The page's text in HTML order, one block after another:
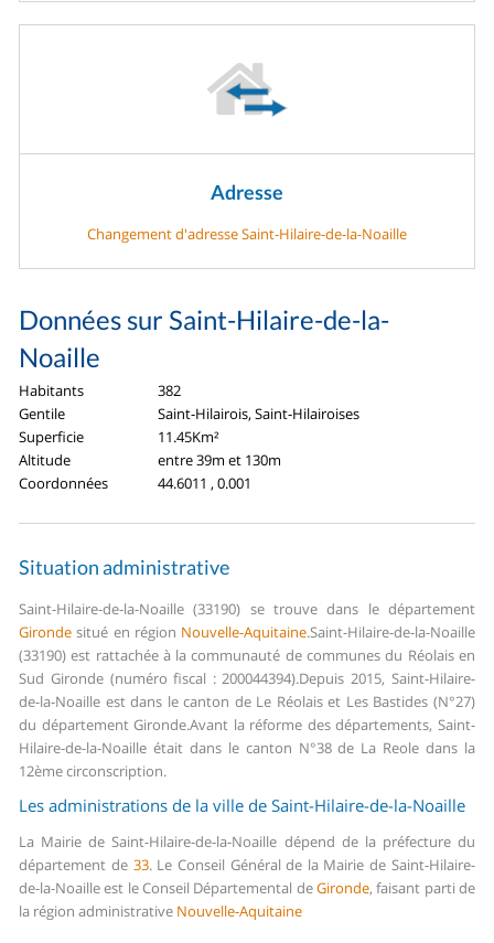
Adresse
Changement d'adresse Saint-Hilaire-de-la-Noaille
Données sur Saint-Hilaire-de-la-
Noaille
Habitants
382
Gentile
Saint-Hilairois, Saint-Hilairoises
Superficie
11.45Km²
Altitude
entre 39m et 130m
Coordonnées
44.6011 , 0.001
Situation administrative
Saint-Hilaire-de-la-Noaille (33190) se trouve dans le département
Gironde situé en région Nouvelle-Aquitaine.Saint-Hilaire-de-la-Noaille
(33190) est rattachée à la communauté de communes du Réolais en
Sud Gironde (numéro fiscal : 200044394).Depuis 2015, Saint-Hilaire-
de-la-Noaille est dans le canton de Le Réolais et Les Bastides (N°27)
du département Gironde.Avant la réforme des départements, Saint-
Hilaire-de-la-Noaille était dans le canton N°38 de La Reole dans la
12ème circonscription.
Les administrations de la ville de Saint-Hilaire-de-la-Noaille
La Mairie de Saint-Hilaire-de-la-Noaille dépend de la préfecture du
département de 33.Le Conseil Général de la Mairie de Saint-Hilaire-
de-la-Noaille est le Conseil Départemental deGironde, faisant parti de
la région administrative Nouvelle-Aquitaine